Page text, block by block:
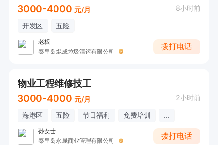
3000-4000 元/月 8小时前
开发区 五险
老板
秦皇岛焜成垃圾清运有限公司
拨打电话
物业工程维修技工
3000-4000 元/月 2小时前
海港区 五险 节日福利 免费培训 ...
孙女士
秦皇岛永晟商业管理有限公司
拨打电话